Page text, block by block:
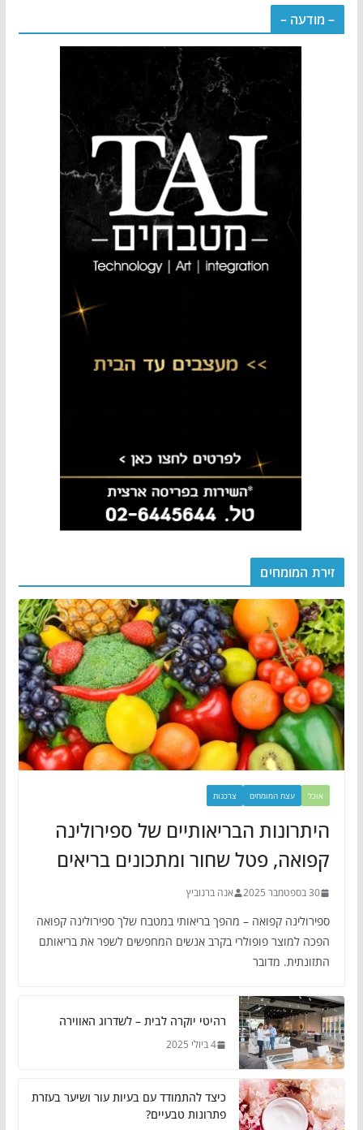
– מודעה –
זירת המומחים
אוכל עצת המומחים צרכנות
היתרונות הבריאותיים של ספירולינה
קפואה, פטל שחור ומתכונים בריאים
30 בספטמבר 2025 אנה ברנוביץ
ספירולינה קפואה – מהפך בריאותי במטבח שלך ספירולינה קפואה
הפכה למוצר פופולרי בקרב אנשים המחפשים לשפר את בריאותם
התזונתית. מדובר
רהיטי יוקרה לבית – לשדרוג האווירה
4 ביולי 2025
כיצד להתמודד עם בעיות עור ושיער בעזרת
פתרונות טבעיים?